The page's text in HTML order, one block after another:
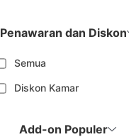
Penawaran dan Diskon
Semua
Diskon Kamar
Add-on Populer